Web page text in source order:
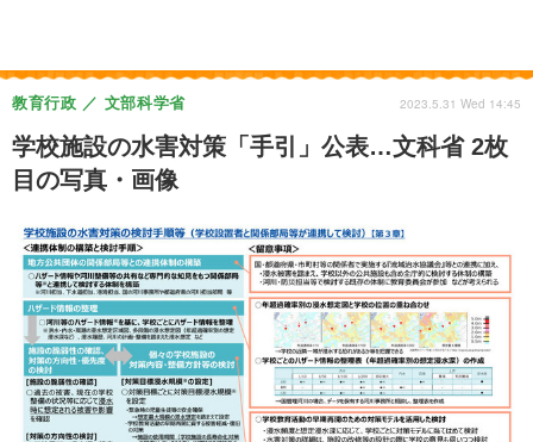
学校施設の水害対策「手引」公表…文科省 2枚
目の写真・画像
教育行政 文部科学省 2023.5.31 Wed 14:45